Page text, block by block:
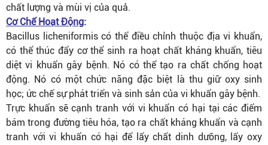
chất lượng và mùi vị của quả.
Cơ Chế Hoạt Động:
Bacillus licheniformis có thể điều chỉnh thuộc địa vi khuẩn,
có thể thúc đẩy cơ thể sinh ra hoạt chất kháng khuẩn, tiêu
diệt vi khuẩn gây bệnh. Nó có thể tạo ra chất chống hoạt
động. Nó có một chức năng đặc biệt là thu giữ oxy sinh
học; ức chế sự phát triển và sinh sản của vi khuẩn gây bệnh.
Trực khuẩn sẽ cạnh tranh với vi khuẩn có hại tại các điểm
bám trong đường tiêu hóa, tạo ra chất kháng khuẩn và cạnh
tranh với vi khuẩn có hại để lấy chất dinh dưỡng, lấy oxy